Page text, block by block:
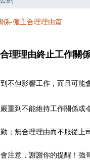
係-僱主合理理由篇
理理由終止工作關
不但影響工作，而且可能
重到不能維持工作關係
；無合理理由而不服從
注意，謝謝你的提醒！